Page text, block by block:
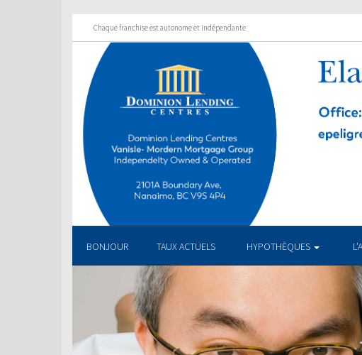
Chaque franchise est autonome et indépendante
BONJOUR TAUX ACTUELS HYPOTHÈQUES